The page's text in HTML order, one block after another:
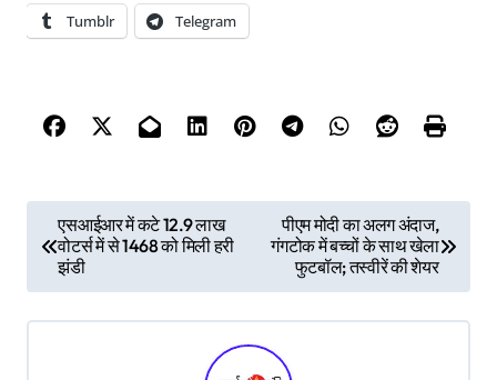
Tumblr Telegram
s
t
एसआईआर में कटे 12.9 लाख
वोटर्स में से 1468 को मिली हरी
झंडी
पीएम मोदी का अलग अंदाज,
गंगटोक में बच्चों के साथ खेला
फुटबॉल; तस्वीरें की शेयर